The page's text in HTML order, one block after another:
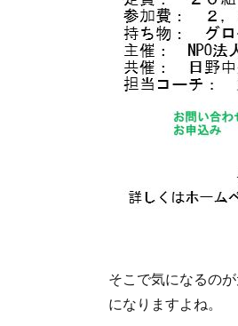
そこで気になるの
になりますよね。